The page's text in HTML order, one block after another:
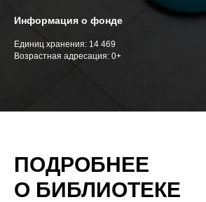
Информация о фонде
Единиц хранения: 14 469
Возрастная адресация: 0+
ПОДРОБНЕЕ
О БИБЛИОТЕКЕ